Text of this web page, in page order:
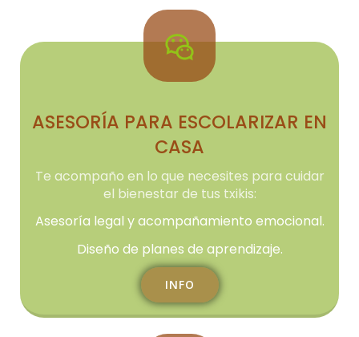
ASESORÍA PARA ESCOLARIZAR EN
CASA
Te acompaño en lo que necesites para cuidar
el bienestar de tus txikis:
Asesoría legal y acompañamiento emocional.
Diseño de planes de aprendizaje.
INFO